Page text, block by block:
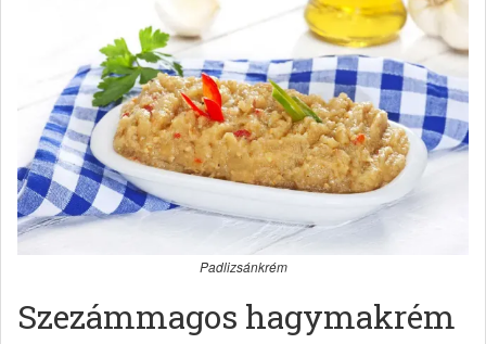
Padlizsánkrém
Szezámmagos hagymakrém